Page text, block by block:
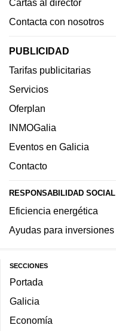
Cartas al director
Contacta con nosotros
PUBLICIDAD
Tarifas publicitarias
Servicios
Oferplan
INMOGalia
Eventos en Galicia
Contacto
RESPONSABILIDAD SOCIAL
Eficiencia energética
Ayudas para inversiones
SECCIONES
Portada
Galicia
Economía